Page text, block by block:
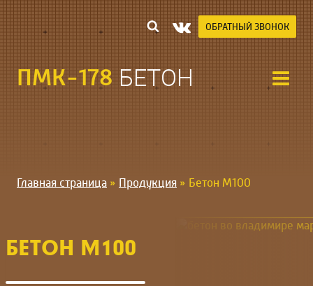
содержимому
ОБРАТНЫЙ ЗВОНОК
ПМК-178 БЕТОН
Главная страница » Продукция » Бетон М100
БЕТОН М100